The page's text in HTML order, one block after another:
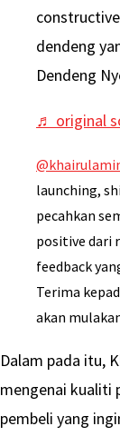
dendeng
Dendeng
♬ original
launching,
pecahkan
positive dari
feedback
Terima
akan
Dalam pada itu,
mengenai kualiti
pembeli yang